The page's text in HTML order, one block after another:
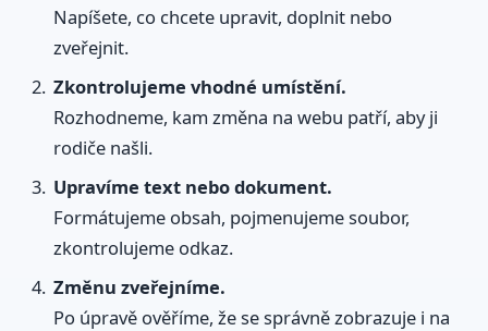
Napíšete, co chcete upravit, doplnit nebo
zveřejnit.
Zkontrolujeme vhodné umístění.
Rozhodneme, kam změna na webu patří, aby ji
rodiče našli.
Upravíme text nebo dokument.
Formátujeme obsah, pojmenujeme soubor,
zkontrolujeme odkaz.
Změnu zveřejníme.
Po úpravě ověříme, že se správně zobrazuje i na